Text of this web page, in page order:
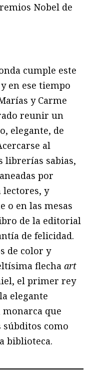
Nobel de
cumple este
en ese tiempo
y Carme
reunir un
elegante, de
al
librerías sabias,
por
y
o en las mesas
de la editorial
de felicidad.
de color y
flecha art
el primer rey
elegante
que
súbditos como
biblioteca.